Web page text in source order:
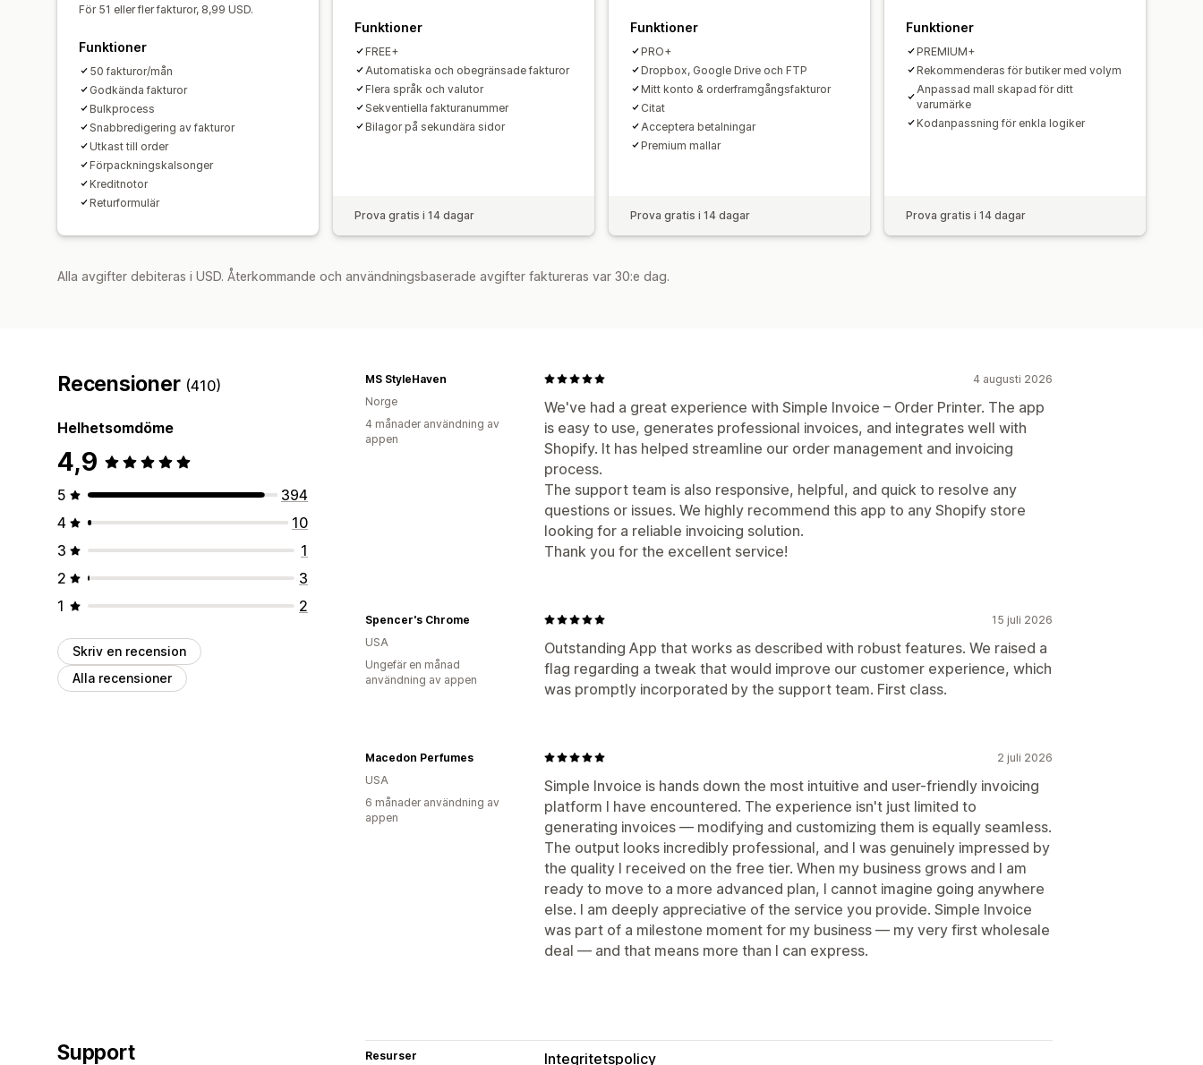
För 51 eller fler fakturor, 8,99 USD.
Funktioner
50 fakturor/mån
Godkända fakturor
Bulkprocess
Snabbredigering av fakturor
Utkast till order
Förpackningskalsonger
Kreditnotor
Returformulär
Funktioner
FREE+
Automatiska och obegränsade fakturor
Flera språk och valutor
Sekventiella fakturanummer
Bilagor på sekundära sidor
Prova gratis i 14 dagar
Funktioner
PRO+
Dropbox, Google Drive och FTP
Mitt konto & orderframgångsfakturor
Citat
Acceptera betalningar
Premium mallar
Prova gratis i 14 dagar
Funktioner
PREMIUM+
Rekommenderas för butiker med volym
Anpassad mall skapad för ditt
varumärke
Kodanpassning för enkla logiker
Prova gratis i 14 dagar
Alla avgifter debiteras i USD. Återkommande och användningsbaserade avgifter faktureras var 30:e dag.
Recensioner (410)
Helhetsomdöme
4,9
5
394
4
10
3
1
2
3
1
2
Skriv en recension
Alla recensioner
4 augusti 2026
We've had a great experience with Simple Invoice – Order Printer. The app
is easy to use, generates professional invoices, and integrates well with
Shopify. It has helped streamline our order management and invoicing
process.
The support team is also responsive, helpful, and quick to resolve any
questions or issues. We highly recommend this app to any Shopify store
looking for a reliable invoicing solution.
Thank you for the excellent service!
MS StyleHaven
Norge
4 månader användning av
appen
15 juli 2026
Outstanding App that works as described with robust features. We raised a
flag regarding a tweak that would improve our customer experience, which
was promptly incorporated by the support team. First class.
Spencer's Chrome
USA
Ungefär en månad
användning av appen
2 juli 2026
Simple Invoice is hands down the most intuitive and user-friendly invoicing
platform I have encountered. The experience isn't just limited to
generating invoices — modifying and customizing them is equally seamless.
The output looks incredibly professional, and I was genuinely impressed by
the quality I received on the free tier. When my business grows and I am
ready to move to a more advanced plan, I cannot imagine going anywhere
else. I am deeply appreciative of the service you provide. Simple Invoice
was part of a milestone moment for my business — my very first wholesale
deal — and that means more than I can express.
Macedon Perfumes
USA
6 månader användning av
appen
Support Resurser
Integritetspolicy